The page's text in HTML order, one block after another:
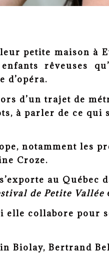
petite maison à
rêveuses
d’opéra.
d’un trajet de
à parler de ce qui
notamment les
Croze.
au Québec
de Petite Vallée
elle collabore pour
Biolay, Bertrand